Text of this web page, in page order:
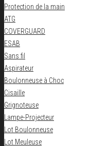
Protection de la main
ATG
COVERGUARD
ESAB
Sans fil
Aspirateur
Boulonneuse à Choc
Cisaille
Grignoteuse
Lampe-Projecteur
Lot Boulonneuse
Lot Meuleuse